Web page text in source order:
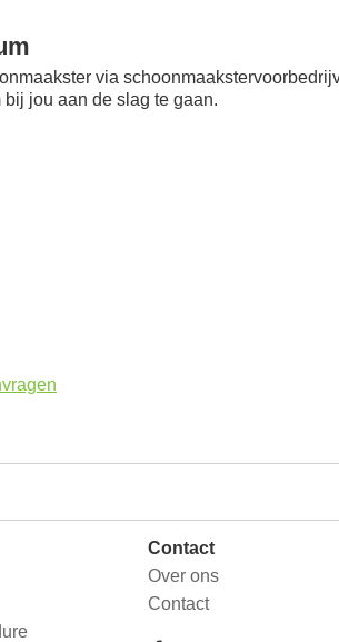
via
jou aan de slag te gaan.
Contact
Over ons
Contact